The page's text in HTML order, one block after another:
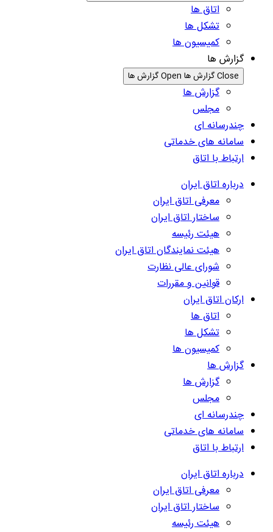
اتاق ها
تشکل ها
کمیسیون ها
گزارش ها
Close گزارش ها Open گزارش ها
گزارش ها
مجلس
چندرسانه ای
سامانه های خدماتی
ارتباط با اتاق
درباره اتاق ایران
معرفی اتاق ایران
ساختار اتاق ایران
هیئت رئیسه
هیئت نمایندگان اتاق ایران
شورای عالی نظارت
قوانین و مقررات
ارکان اتاق ایران
اتاق ها
تشکل ها
کمیسیون ها
گزارش ها
گزارش ها
مجلس
چندرسانه ای
سامانه های خدماتی
ارتباط با اتاق
درباره اتاق ایران
معرفی اتاق ایران
ساختار اتاق ایران
هیئت رئیسه